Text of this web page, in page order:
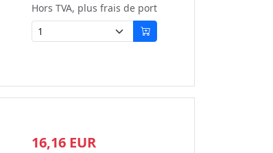
Hors TVA, plus frais de port
16,16 EUR